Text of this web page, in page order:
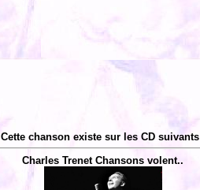
Cette chanson existe sur les CD
Charles Trenet Chansons volent..